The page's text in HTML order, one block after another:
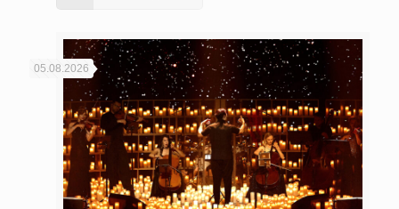
05.08.2026